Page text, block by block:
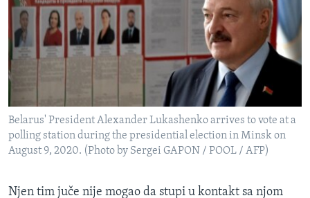
Belarus' President Alexander Lukashenko arrives to vote at a
polling station during the presidential election in Minsk on
August 9, 2020. (Photo by Sergei GAPON / POOL / AFP)
Njen tim juče nije mogao da stupi u kontakt sa njom